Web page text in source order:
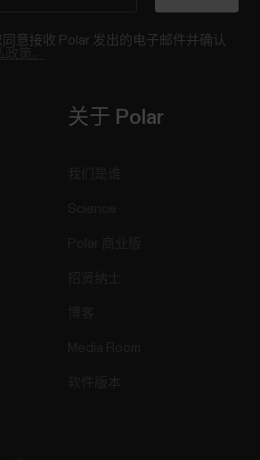
意接收 Polar 发出的电子邮件并确认
关于 Polar